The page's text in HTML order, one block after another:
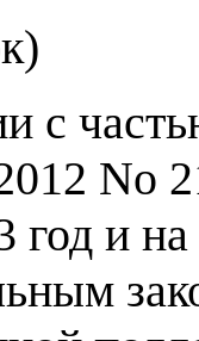
)
с
No
год и